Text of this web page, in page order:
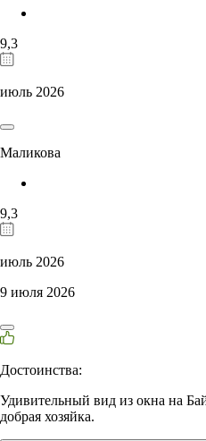
9,3
июль 2026
Маликова
9,3
июль 2026
9 июля 2026
Достоинства:
Удивительный вид из окна на
добрая хозяйка.